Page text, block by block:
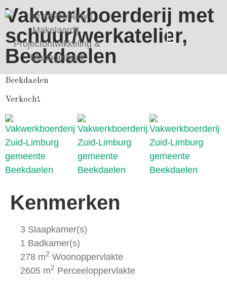
Vakwerkboerderij met
schuur/werkatelier,
Beekdaelen
Beekdaelen
Verkocht
Kenmerken
3 Slaapkamer(s)
1 Badkamer(s)
278 m2 Woonoppervlakte
2605 m2 Perceeloppervlakte